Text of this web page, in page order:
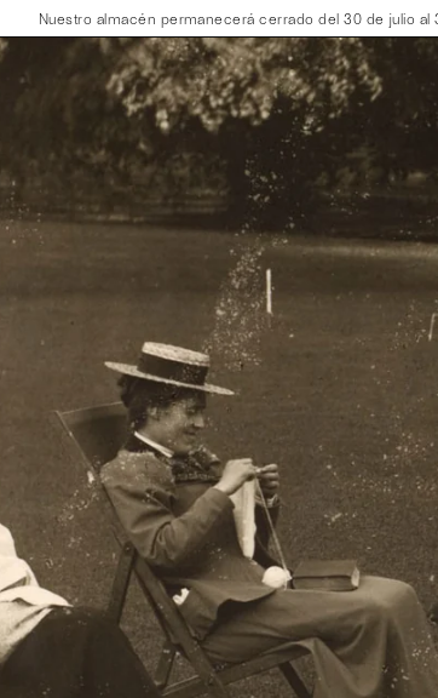
Nuestro almacén permanecerá cerrado del 30 de julio